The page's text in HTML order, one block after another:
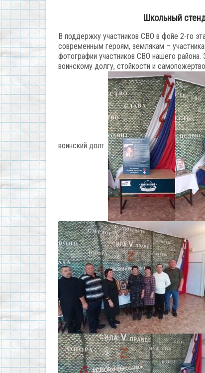
Школьный
В поддержку участников СВО в фойе 2-го
современным героям, землякам –
фотографии участников СВО нашего
воинскому долгу, стойкости и
воинский долг.